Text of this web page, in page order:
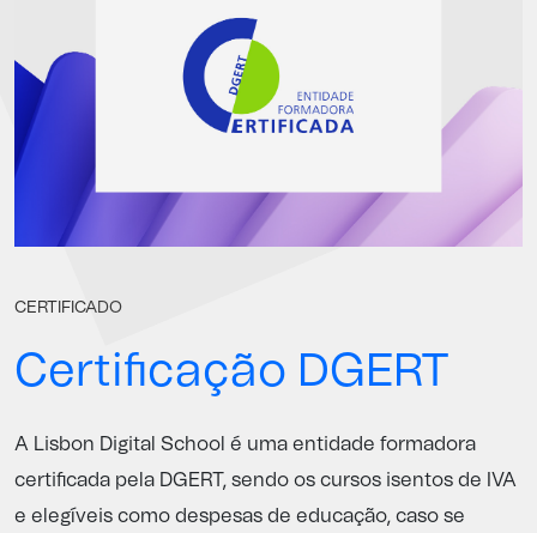
CERTIFICADO
Certificação DGERT
A Lisbon Digital School é uma entidade formadora
certificada pela DGERT, sendo os cursos isentos de IVA
e elegíveis como despesas de educação, caso se